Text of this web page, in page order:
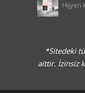
Hijyen
*Sitedeki
aittir. İzinsiz